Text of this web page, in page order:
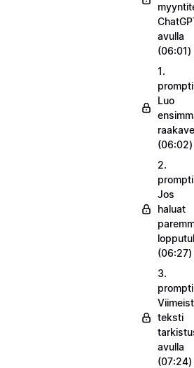
avulla
(06:01)
1.
Luo
(06:02)
2.
Jos
haluat
(06:27)
3.
teksti
avulla
(07:24)